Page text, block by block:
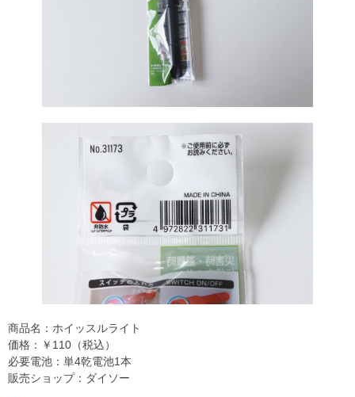
商品名：ホイッスルライト
価格：￥110（税込）
必要電池：単4乾電池1本
販売ショップ：ダイソー